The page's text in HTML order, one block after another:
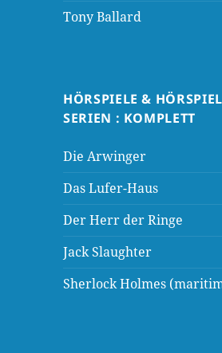
Tony Ballard
HÖRSPIELE &
SERIEN : KOMPLETT
Die Arwinger
Das Lufer-Haus
Der Herr der Ringe
Jack Slaughter
Sherlock Holmes